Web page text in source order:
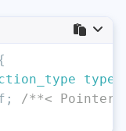
type
/**< Pointer